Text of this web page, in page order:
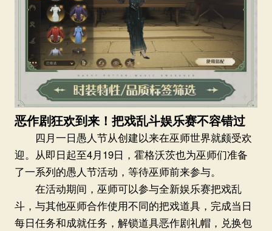
恶作剧狂欢到来！把戏乱斗娱乐赛不容错过
四月一日愚人节从创建以来在巫师世界就颇受欢
迎。从即日起至4月19日，霍格沃茨也为巫师们准备
了一系列的愚人节活动，等待巫师前来参与。
在活动期间，巫师可以参与全新娱乐赛把戏乱
斗，与其他巫师合作使用不同的把戏道具，完成当日
每日任务和成就任务，解锁道具恶作剧礼帽，兑换包